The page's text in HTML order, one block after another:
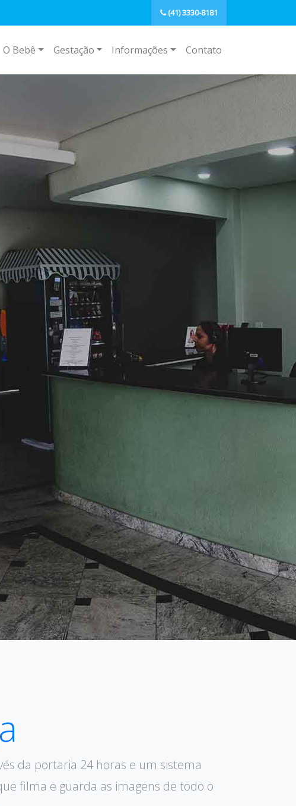
(41) 3330-8181
O Bebê Gestação Informações Contato
da portaria 24 horas e um sistema
filma e guarda as imagens de todo o